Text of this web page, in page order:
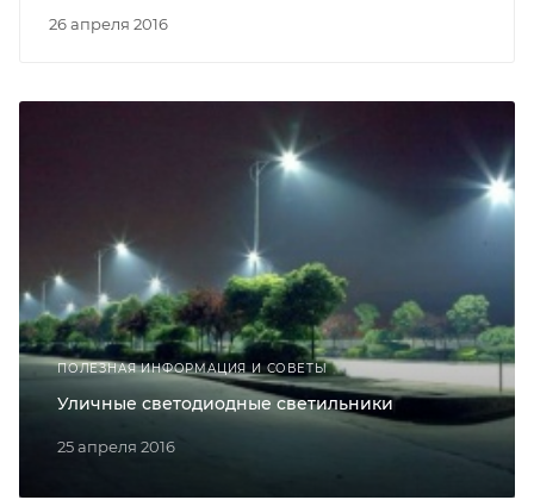
26 апреля 2016
ПОЛЕЗНАЯ ИНФОРМАЦИЯ И СОВЕТЫ
25 апреля 2016
Уличные светодиодные светильники